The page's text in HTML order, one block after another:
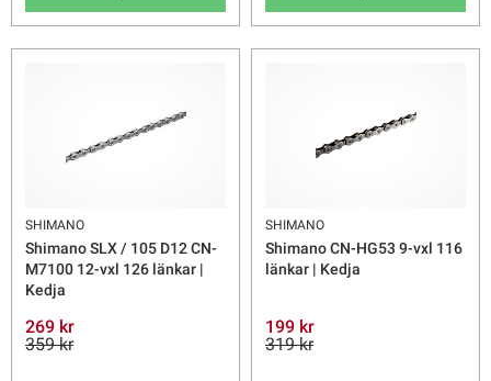
SHIMANO
Shimano SLX / 105 D12 CN-
M7100 12-vxl 126 länkar |
Kedja
269 kr
359 kr
SHIMANO
Shimano CN-HG53 9-vxl 116
länkar | Kedja
199 kr
319 kr